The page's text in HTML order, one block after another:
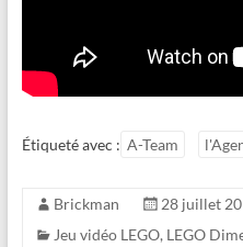
Étiqueté avec : A-Team
Brickman
28 juillet
Jeu vidéo LEGO, LEGO